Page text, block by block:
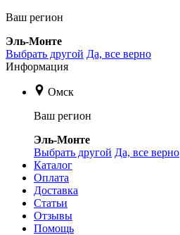
Ваш регион
Эль-Монте
Выбрать другой Да, все верно
Информация
Омск
Ваш регион
Эль-Монте
Выбрать другой Да, все верно
Каталог
Оплата
Доставка
Статьи
Отзывы
Помощь